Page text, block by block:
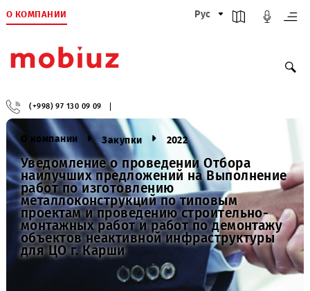
О КОМПАНИИ Рус
(+998) 97 130 09 09
О компании Закупки 2022
Уведомление о проведении Отбора
наилучших предложений на
работ по изготовлению
металлоконструкций по типовым
проектам и проведению строительно-
монтажных работ и работ по
объектов неактивной инфраструктуры
для ЦО г. Карши